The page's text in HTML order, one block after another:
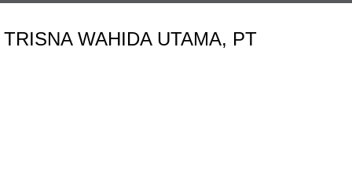
TRISNA WAHIDA UTAMA, PT